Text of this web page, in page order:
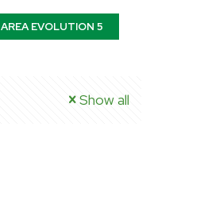
AREA EVOLUTION 5
Show all